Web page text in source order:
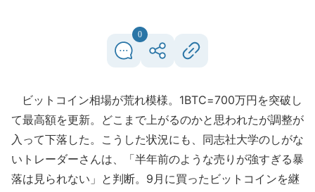
0
ビットコイン相場が荒れ模様。1BTC=700万円を突破し
て最高額を更新。どこまで上がるのかと思われたが調整が
入って下落した。こうした状況にも、同志社大学のしがな
いトレーダーさんは、「半年前のような売りが強すぎる暴
落は見られない」と判断。9月に買ったビットコインを継